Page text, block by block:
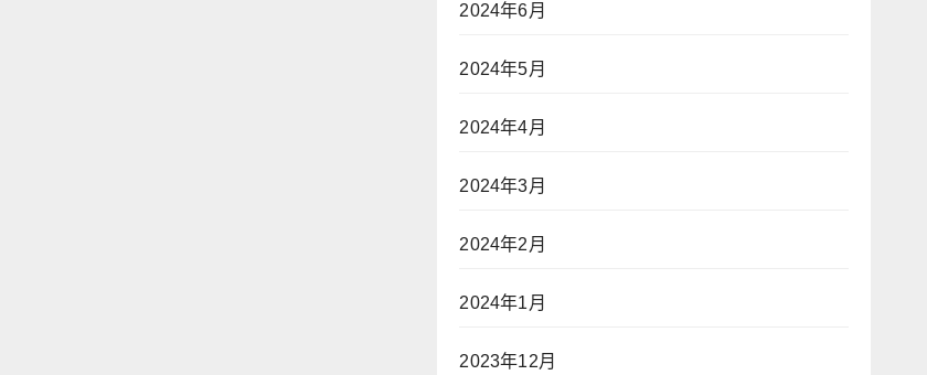
2024年6月
2024年5月
2024年4月
2024年3月
2024年2月
2024年1月
2023年12月